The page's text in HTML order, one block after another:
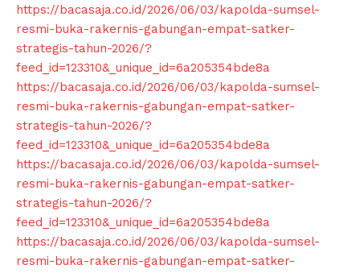
https://bacasaja.co.id/2026/06/03/kapolda-sumsel-
resmi-buka-rakernis-gabungan-empat-satker-
strategis-tahun-2026/?
feed_id=123310&_unique_id=6a205354bde8a
https://bacasaja.co.id/2026/06/03/kapolda-sumsel-
resmi-buka-rakernis-gabungan-empat-satker-
strategis-tahun-2026/?
feed_id=123310&_unique_id=6a205354bde8a
https://bacasaja.co.id/2026/06/03/kapolda-sumsel-
resmi-buka-rakernis-gabungan-empat-satker-
strategis-tahun-2026/?
feed_id=123310&_unique_id=6a205354bde8a
https://bacasaja.co.id/2026/06/03/kapolda-sumsel-
resmi-buka-rakernis-gabungan-empat-satker-